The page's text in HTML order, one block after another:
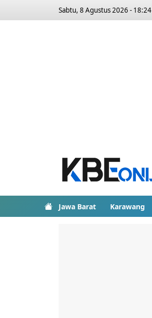
Sabtu, 8 Agustus 2026 - 18:24
Jawa Barat Karawang